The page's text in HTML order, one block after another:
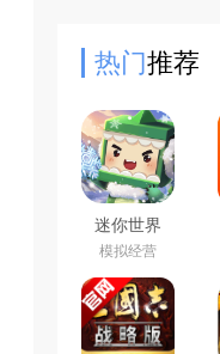
热门推荐
迷你世界
2026最新官
方版
模拟经营